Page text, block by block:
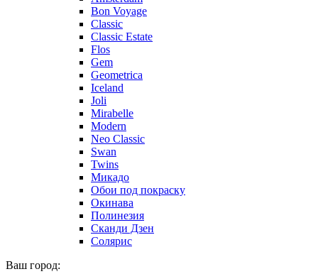
Bon Voyage
Classic
Classic Estate
Flos
Gem
Geometrica
Iceland
Joli
Mirabelle
Modern
Neo Classic
Swan
Twins
Микадо
Обои под покраску
Окинава
Полинезия
Сканди Дзен
Солярис
Ваш город: